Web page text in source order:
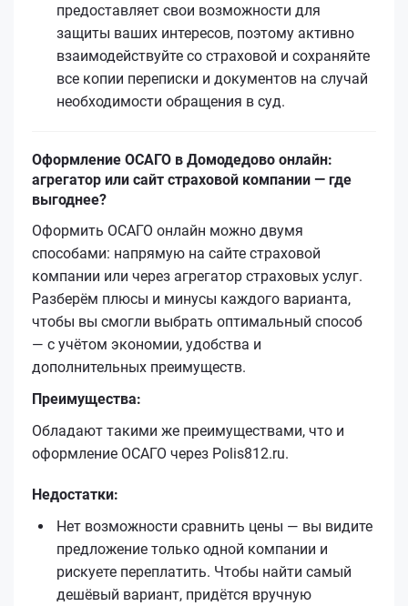
предоставляет свои возможности для
защиты ваших интересов, поэтому активно
взаимодействуйте со страховой и сохраняйте
все копии переписки и документов на случай
необходимости обращения в суд.
Оформление ОСАГО в Домодедово онлайн:
агрегатор или сайт страховой компании — где
выгоднее?
Оформить ОСАГО онлайн можно двумя
способами: напрямую на сайте страховой
компании или через агрегатор страховых услуг.
Разберём плюсы и минусы каждого варианта,
чтобы вы смогли выбрать оптимальный способ
— с учётом экономии, удобства и
дополнительных преимуществ.
Преимущества:
Обладают такими же преимуществами, что и
оформление ОСАГО через Polis812.ru.
Недостатки:
Нет возможности сравнить цены — вы видите
предложение только одной компании и
рискуете переплатить. Чтобы найти самый
дешёвый вариант, придётся вручную